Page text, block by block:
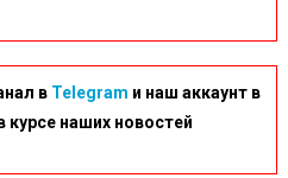
в Telegram и наш аккаунт в
курсе наших новостей